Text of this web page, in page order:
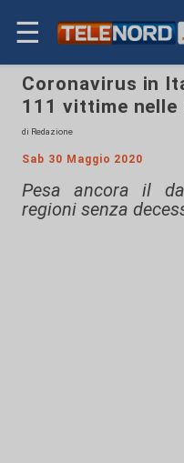
☰
Coronavirus in
111 vittime nelle
di Redazione
Sab 30 Maggio 2020
Pesa ancora il
regioni senza